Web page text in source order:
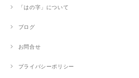
「はの字」について
ブログ
お問合せ
プライバシーポリシー